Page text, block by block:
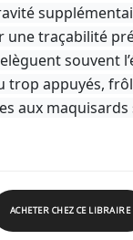
traçabilité
souvent
trop appuyés,
aux
ACHETER CHEZ CE LIBRAIRE